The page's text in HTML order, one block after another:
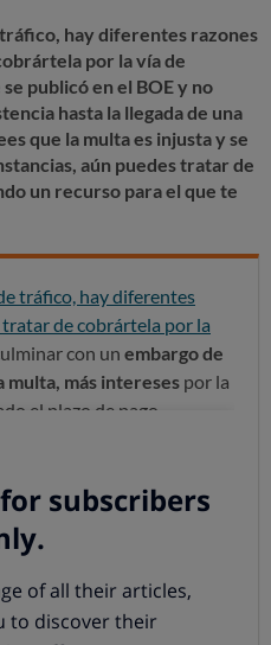
hay diferentes razones
por la vía de
publicó en el BOE y no
hasta la llegada de una
que la multa es injusta y se
aún puedes tratar de
un recurso para el que te
tráfico, hay diferentes
de cobrártela por la
con un embargo de
multa, más intereses por la
el plazo de pago.
tus manos,
se publicó en
su existencia hasta recibir
por distintas razones te
las garantías debidas.